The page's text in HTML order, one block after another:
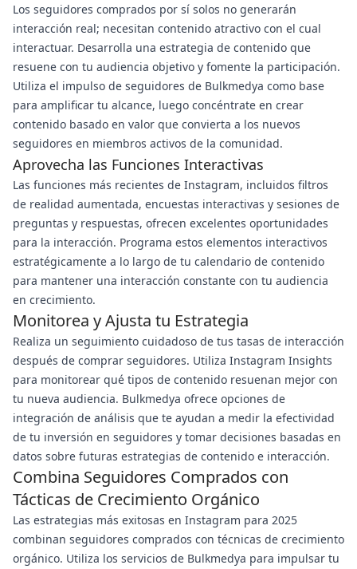
Los seguidores comprados por sí solos no generarán
interacción real; necesitan contenido atractivo con el cual
interactuar. Desarrolla una estrategia de contenido que
resuene con tu audiencia objetivo y fomente la participación.
Utiliza el impulso de seguidores de Bulkmedya como base
para amplificar tu alcance, luego concéntrate en crear
contenido basado en valor que convierta a los nuevos
seguidores en miembros activos de la comunidad.
Aprovecha las Funciones Interactivas
Las funciones más recientes de Instagram, incluidos filtros
de realidad aumentada, encuestas interactivas y sesiones de
preguntas y respuestas, ofrecen excelentes oportunidades
para la interacción. Programa estos elementos interactivos
estratégicamente a lo largo de tu calendario de contenido
para mantener una interacción constante con tu audiencia
en crecimiento.
Monitorea y Ajusta tu Estrategia
Realiza un seguimiento cuidadoso de tus tasas de interacción
después de comprar seguidores. Utiliza Instagram Insights
para monitorear qué tipos de contenido resuenan mejor con
tu nueva audiencia. Bulkmedya ofrece opciones de
integración de análisis que te ayudan a medir la efectividad
de tu inversión en seguidores y tomar decisiones basadas en
datos sobre futuras estrategias de contenido e interacción.
Combina Seguidores Comprados con
Tácticas de Crecimiento Orgánico
Las estrategias más exitosas en Instagram para 2025
combinan seguidores comprados con técnicas de crecimiento
orgánico. Utiliza los servicios de Bulkmedya para impulsar tu